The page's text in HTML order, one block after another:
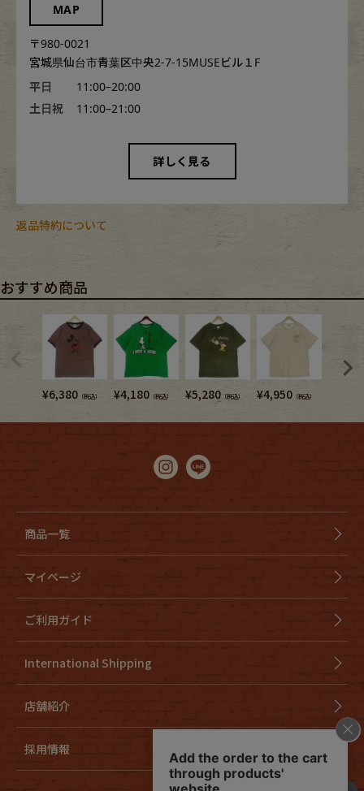
MAP
〒980-0021
宮城県仙台市青葉区中央2-7-15MUSEビル１F
平日
11:00–20:00
土日祝
11:00–21:00
詳しく見る
返品特約について
おすすめ商品
¥6,380 （税込） ¥4,180 （税込） ¥5,280 （税込） ¥4,950 （税込）
商品一覧
マイページ
ご利用ガイド
International Shipping
店舗紹介
採用情報